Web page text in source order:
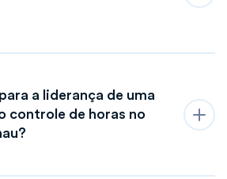
a liderança de uma
controle de horas no